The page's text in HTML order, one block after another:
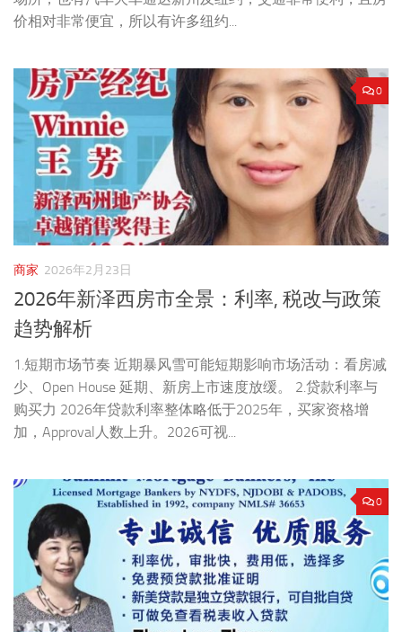
价相对非常便宜，所以有许多纽约...
0
商家 2026年2月23日
2026年新泽西房市全景：利率, 税改与政策
趋势解析
1.短期市场节奏 近期暴风雪可能短期影响市场活动：看房减
少、Open House 延期、新房上市速度放缓。 2.贷款利率与
购买力 2026年贷款利率整体略低于2025年，买家资格增
加，Approval人数上升。2026可视...
0